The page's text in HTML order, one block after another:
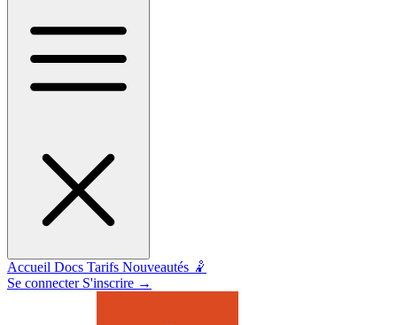
Accueil Docs Tarifs Nouveautés 🤾
Se connecter S'inscrire →